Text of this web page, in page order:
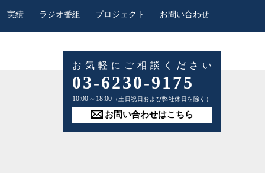
実績 ラジオ番組 プロジェクト お問い合わせ
お気軽にご相談ください
03-6230-9175
10:00～18:00 （土日祝日および弊社休日を除く）
お問い合わせはこちら